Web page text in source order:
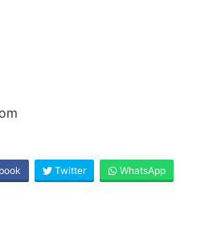
Twitter WhatsApp